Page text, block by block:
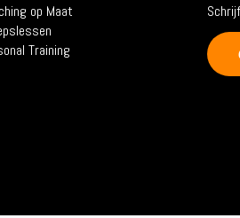
op Maat
Training